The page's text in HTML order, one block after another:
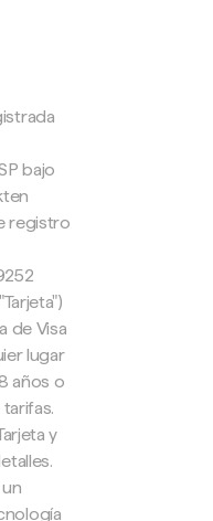
bajo
registro
de Visa
lugar
años o
y